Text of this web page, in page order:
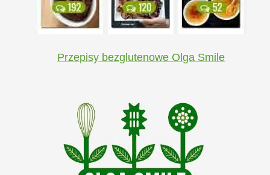
Przepisy bezglutenowe Olga Smile